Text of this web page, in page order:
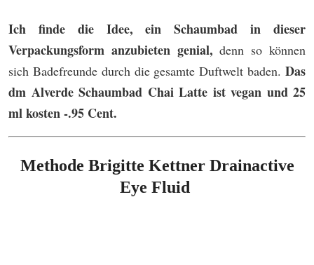
Ich finde die Idee, ein Schaumbad in dieser
Verpackungsform anzubieten genial,denn so können
sich Badefreunde durch die gesamte Duftwelt baden. Das
dm Alverde Schaumbad Chai Latte ist vegan und 25
ml kosten -.95 Cent.
Methode Brigitte Kettner Drainactive
Eye Fluid